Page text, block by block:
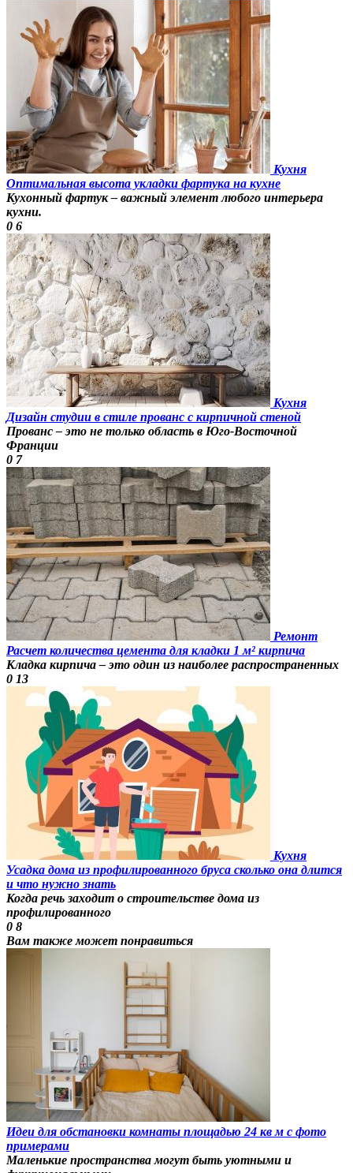
Кухня
Оптимальная высота укладки фартука на кухне
Кухонный фартук – важный элемент любого интерьера
кухни.
0 6
Кухня
Дизайн студии в стиле прованс с кирпичной стеной
Прованс – это не только область в Юго-Восточной
Франции
0 7
Ремонт
Расчет количества цемента для кладки 1 м² кирпича
Кладка кирпича – это один из наиболее распространенных
0 13
Кухня
Усадка дома из профилированного бруса сколько она длится
и что нужно знать
Когда речь заходит о строительстве дома из
профилированного
0 8
Вам также может понравиться
Идеи для обстановки комнаты площадью 24 кв м с фото
примерами
Маленькие пространства могут быть уютными и